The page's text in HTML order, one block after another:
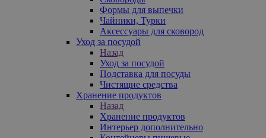
Формы для выпечки
Чайники, Турки
Аксессуары для сковород
Уход за посудой
Назад
Уход за посудой
Подставка для посуды
Чистящие средства
Хранение продуктов
Назад
Хранение продуктов
Интерьер дополнительно